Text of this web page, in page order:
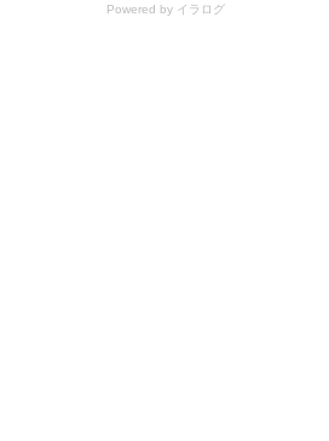
Powered by イラログ